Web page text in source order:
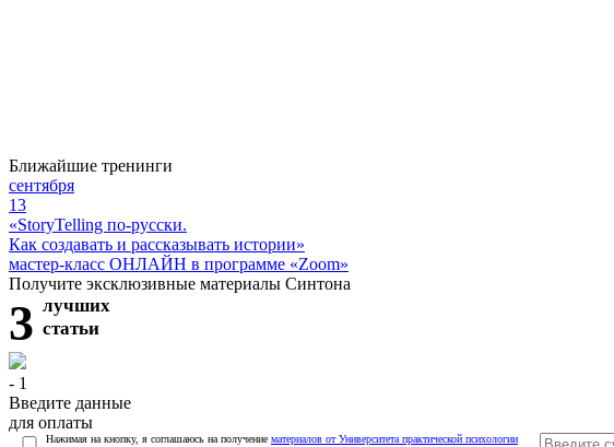
Ближайшие тренинги
сентября
13
«StoryTelling по-русски.
Как создавать и рассказывать истории»
мастер-класс ОНЛАЙН в программе «Zoom»
Получите эксклюзивные материалы Синтона
3 лучших
статьи
- 1
Введите данные
для оплаты
Нажимая на кнопку, я соглашаюсь на получение материалов от Университета практической психологии